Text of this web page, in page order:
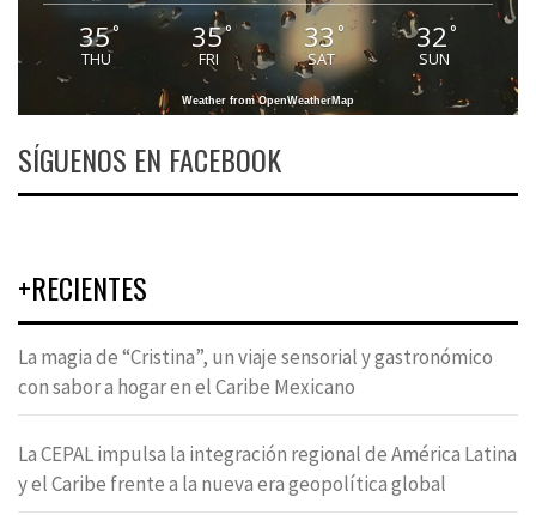
35°
THU
35°
FRI
33 °
SAT
32°
SUN
Weather from OpenWeatherMap
SÍGUENOS EN FACEBOOK
+RECIENTES
La magia de “Cristina”, un viaje sensorial y gastronómico
con sabor a hogar en el Caribe Mexicano
La CEPAL impulsa la integración regional de América Latina
y el Caribe frente a la nueva era geopolítica global